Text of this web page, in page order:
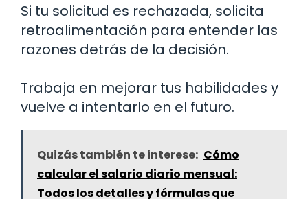
Si tu solicitud es rechazada, solicita
retroalimentación para entender las
razones detrás de la decisión.
Trabaja en mejorar tus habilidades y
vuelve a intentarlo en el futuro.
Quizás también te interese: Cómo
calcular el salario diario mensual:
Todos los detalles y fórmulas que